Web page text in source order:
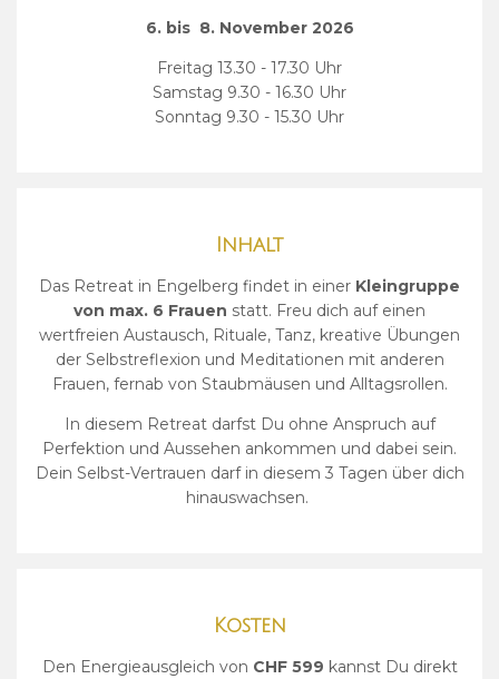
6. bis 8. November 2026
Freitag 13.30 - 17.30 Uhr
Samstag 9.30 - 16.30 Uhr
Sonntag 9.30 - 15.30 Uhr
Inhalt
Das Retreat in Engelberg findet in einer Kleingruppe
von max. 6 Frauen statt. Freu dich auf einen
wertfreien Austausch, Rituale, Tanz, kreative Übungen
der Selbstreflexion und Meditationen mit anderen
Frauen, fernab von Staubmäusen und Alltagsrollen.
In diesem Retreat darfst Du ohne Anspruch auf
Perfektion und Aussehen ankommen und dabei sein.
Dein Selbst-Vertrauen darf in diesem 3 Tagen über dich
hinauswachsen.
Kosten
Den Energieausgleich von CHF 599 kannst Du direkt